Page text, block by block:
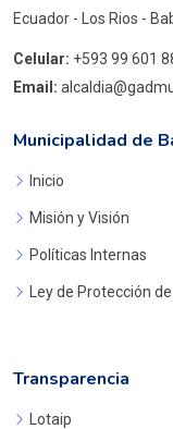
Ecuador - Los Rios -
Celular: +593 99 601
Email:
Municipalidad de
Inicio
Misión y Visión
Políticas Internas
Ley de Protección
Transparencia
Lotaip